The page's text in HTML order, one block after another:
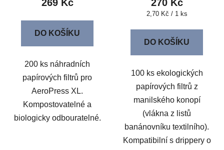
269 Kč
DO KOŠÍKU
200 ks náhradních
papírových filtrů pro
AeroPress XL.
Kompostovatelné a
biologicky odbouratelné.
270 Kč
Měrná
2,70 Kč / 1 ks
DO KOŠÍKU
100 ks ekologických
papírových filtrů z
manilského konopí
(vlákna z listů
banánovníku textilního).
Kompatibilní s drippery o